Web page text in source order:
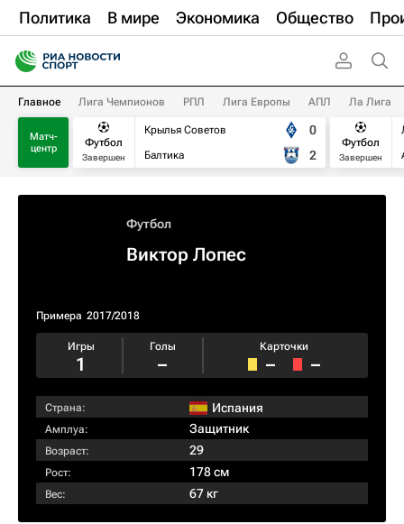
Политика В мире Экономика Общество
Главное Лига Чемпионов РПЛ Лига Европы АПЛ Ла Лига
Матч-
центр
Футбол
Завершен
Крылья Советов
Балтика
0
2
Футбол
Завершен
Футбол
Виктор Лопес
Примера 2017/2018
Игры
1
Голы
–
Карточки
– –
Страна: Испания
Амплуа: Защитник
Возраст: 29
Рост: 178 см
Вес: 67 кг